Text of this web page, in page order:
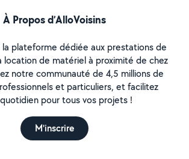
À Propos d’AlloVoisins
la plateforme dédiée aux prestations de
location de matériel à proximité de chez
notre communauté de 4,5 millions de
et particuliers, et facilitez
pour tous vos projets !
M'inscrire